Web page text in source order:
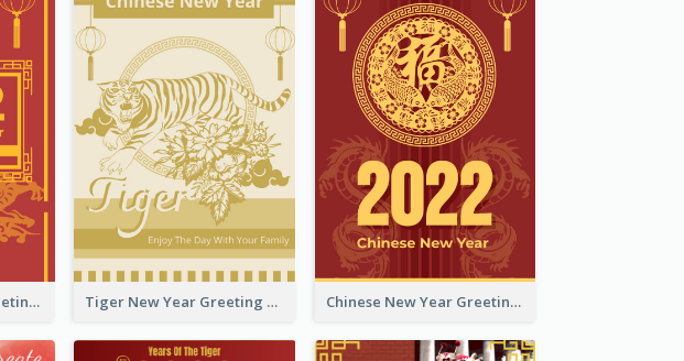
Chinese New Year Greeting Card With Graphic Decorations Tiger New Year Greeting Card With Decorations Chinese New Year Greeting Card With Dragon Decorations